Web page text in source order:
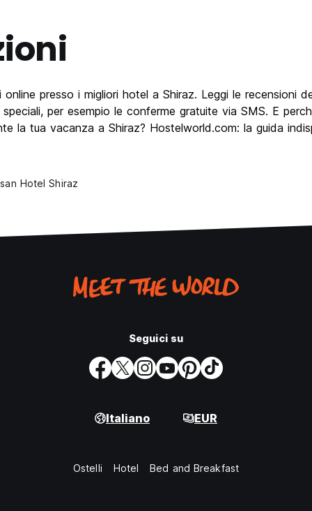
presso i migliori hotel a Shiraz. Leggi le recensioni
per esempio le conferme gratuite via SMS. E
la tua vacanza a Shiraz? Hostelworld.com: la guida
Hotel Shiraz
Seguici su
Italiano EUR
Ostelli Hotel Bed and Breakfast